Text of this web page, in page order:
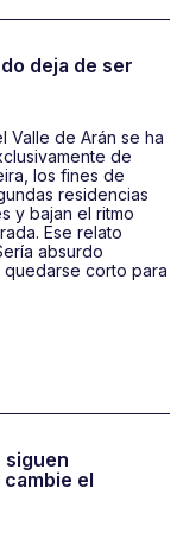
deja de ser
Valle de Arán se ha
de
los fines de
residencias
y bajan el ritmo
Ese relato
absurdo
corto para
siguen
el